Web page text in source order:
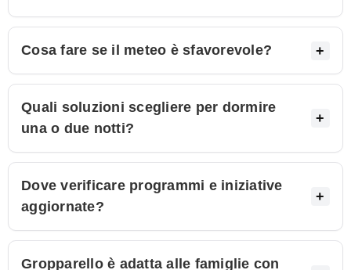
Cosa fare se il meteo è sfavorevole?
Quali soluzioni scegliere per dormire
una o due notti?
Dove verificare programmi e iniziative
aggiornate?
Gropparello è adatta alle famiglie con